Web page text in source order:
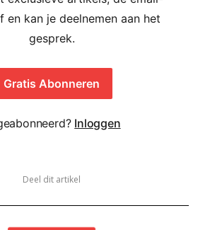
en kan je deelnemen aan het
gesprek.
Gratis Abonneren
Inloggen
Deel dit artikel